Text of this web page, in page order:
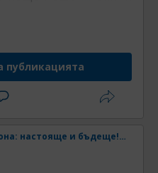
публикацията
ЕС и Еврозона: настояще и бъдеще! Част 33